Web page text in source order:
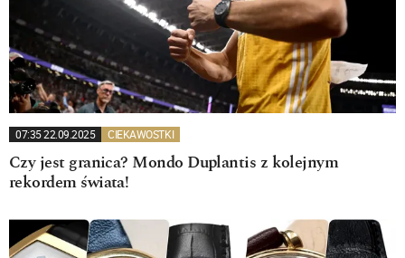
07:35 22.09.2025 CIEKAWOSTKI
Czy jest granica? Mondo Duplantis z kolejnym
rekordem świata!